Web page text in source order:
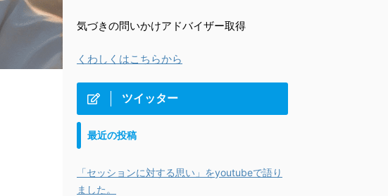
気づきの問いかけアドバイザー取得
くわしくはこちらから
ツイッター
最近の投稿
「セッションに対する思い」をyoutubeで語り
ました。